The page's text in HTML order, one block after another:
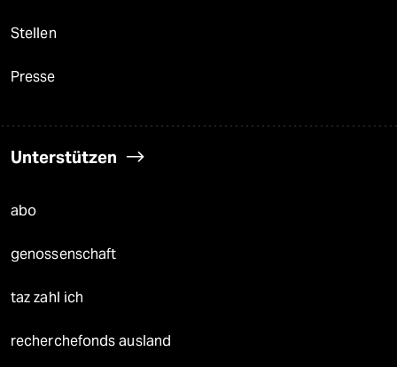
Stellen
Presse
Unterstützen
abo
genossenschaft
taz zahl ich
recherchefonds ausland